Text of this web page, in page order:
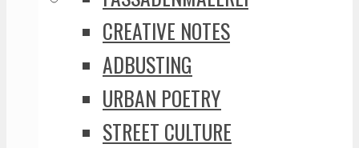
CREATIVE NOTES
ADBUSTING
URBAN POETRY
STREET CULTURE